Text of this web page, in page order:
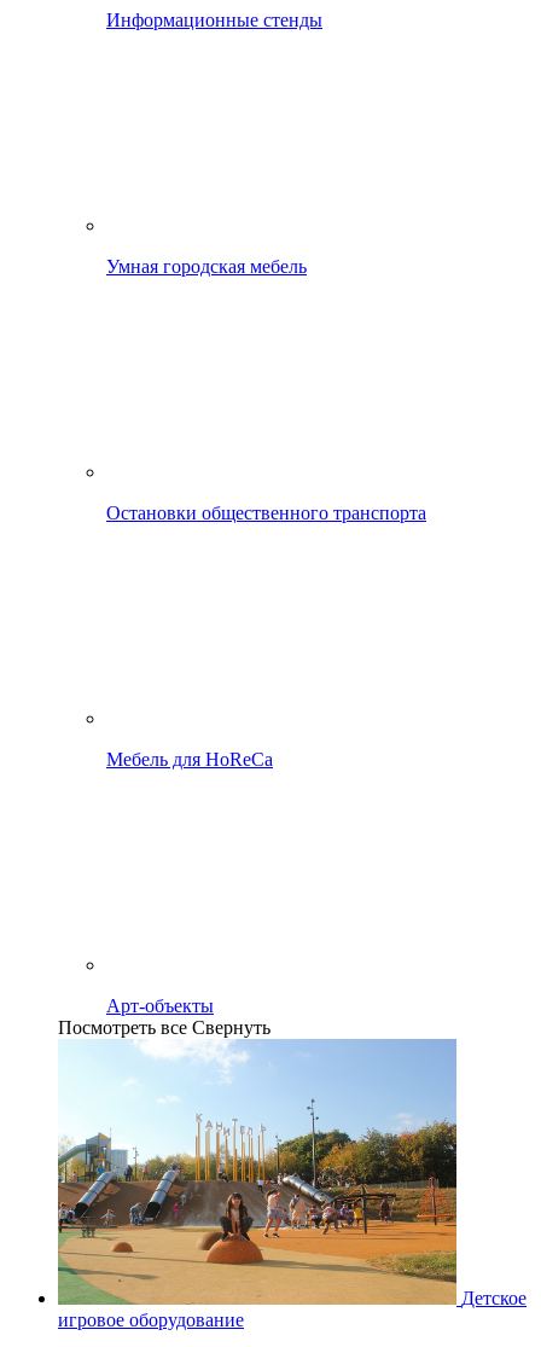
Информационные стенды
Умная городская мебель
Остановки общественного транспорта
Мебель для HoReCa
Арт-объекты
Посмотреть все Свернуть
Детское
игровое оборудование